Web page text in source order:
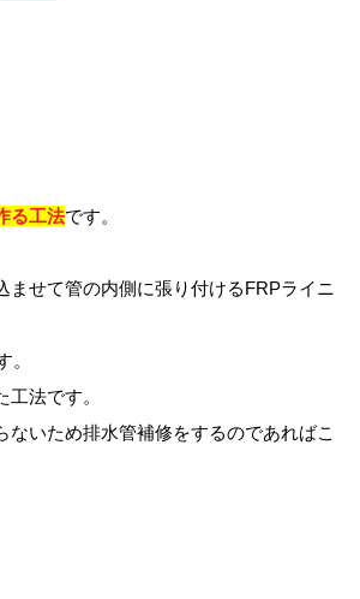
る工法です。
せて管の内側に張り付けるFRPライニ
。
法です。
いため排水管補修をするのであればこ